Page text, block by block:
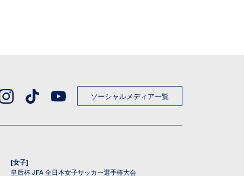
ソーシャルメディア一覧
[女子]
皇后杯 JFA 全日本女子サッカー選手権大会